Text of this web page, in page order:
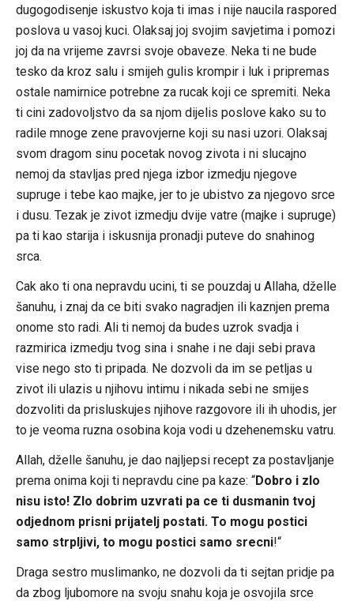
dugogodisenje iskustvo koja ti imas i nije naucila raspored
poslova u vasoj kuci. Olaksaj joj svojim savjetima i pomozi
joj da na vrijeme zavrsi svoje obaveze. Neka ti ne bude
tesko da kroz salu i smijeh gulis krompir i luk i pripremas
ostale namirnice potrebne za rucak koji ce spremiti. Neka
ti cini zadovoljstvo da sa njom dijelis poslove kako su to
radile mnoge zene pravovjerne koji su nasi uzori. Olaksaj
svom dragom sinu pocetak novog zivota i ni slucajno
nemoj da stavljas pred njega izbor izmedju njegove
supruge i tebe kao majke, jer to je ubistvo za njegovo srce
i dusu. Tezak je zivot izmedju dvije vatre (majke i supruge)
pa ti kao starija i iskusnija pronadji puteve do snahinog
srca.
Cak ako ti ona nepravdu ucini, ti se pouzdaj u Allaha, dželle
šanuhu, i znaj da ce biti svako nagradjen ili kaznjen prema
onome sto radi. Ali ti nemoj da budes uzrok svadja i
razmirica izmedju tvog sina i snahe i ne daji sebi prava
vise nego sto ti pripada. Ne dozvoli da im se petljas u
zivot ili ulazis u njihovu intimu i nikada sebi ne smijes
dozvoliti da prisluskujes njihove razgovore ili ih uhodis, jer
to je veoma ruzna osobina koja vodi u dzehenemsku vatru.
Allah, dželle šanuhu, je dao najljepsi recept za postavljanje
prema onima koji ti nepravdu cine pa kaze: “Dobro i zlo
nisu isto! Zlo dobrim uzvrati pa ce ti dusmanin tvoj
odjednom prisni prijatelj postati. To mogu postici
samo strpljivi, to mogu postici samo srecni!“
Draga sestro muslimanko, ne dozvoli da ti sejtan pridje pa
da zbog ljubomore na svoju snahu koja je osvojila srce